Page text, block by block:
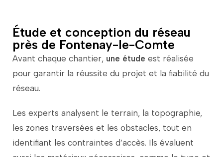
Étude et conception du réseau
près de Fontenay-le-Comte
Avant chaque chantier, une étude est réalisée
pour garantir la réussite du projet et la fiabilité du
réseau.
Les experts analysent le terrain, la topographie,
les zones traversées et les obstacles, tout en
identifiant les contraintes d’accès. Ils évaluent